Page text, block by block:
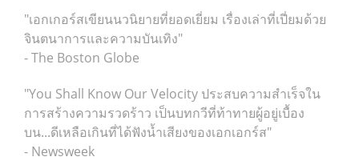
"เอกเกอร์สเขียนนวนิยายที่ยอดเยี่ยม เรื่องเล่าที่เปี่ยมด้วย
จินตนาการและความบันเทิง"
- The Boston Globe
"You Shall Know Our Velocity ประสบความสำเร็จใน
การสร้างความรวดร้าว เป็นบทกวีที่ท้าทายผู้อยู่เบื้อง
บน...ดีเหลือเกินที่ได้ฟังน้ำเสียงของเอกเอกร์ส"
- Newsweek